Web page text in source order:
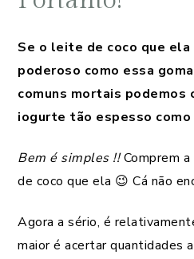
Se o leite de coco que
poderoso como essa
comuns mortais podemos
iogurte tão espesso como
Bem é simples !!Comprem
de coco que ela 😉 Cá não
Agora a sério, é
maior é acertar quantidades